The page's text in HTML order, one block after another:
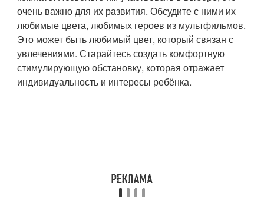
очень важно для их развития. Обсудите с ними их
любимые цвета, любимых героев из мультфильмов.
Это может быть любимый цвет, который связан с
увлечениями. Старайтесь создать комфортную
стимулирующую обстановку, которая отражает
индивидуальность и интересы ребёнка.